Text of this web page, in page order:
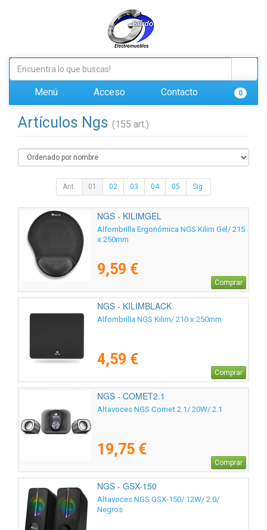
Menú Acceso Contacto 0
Artículos Ngs (155 art.)
Ant. 01 02 03 04 05 Sig.
NGS - KILIMGEL
Alfombrilla Ergonómica NGS Kilim Gel/ 215
x 250mm
9,59 €
Comprar
NGS - KILIMBLACK
Alfombrilla NGS Kilim/ 210 x 250mm
4,59 €
Comprar
NGS - COMET2.1
Altavoces NGS Comet 2.1/ 20W/ 2.1
19,75 €
Comprar
NGS - GSX-150
Altavoces NGS GSX-150/ 12W/ 2.0/
Negros